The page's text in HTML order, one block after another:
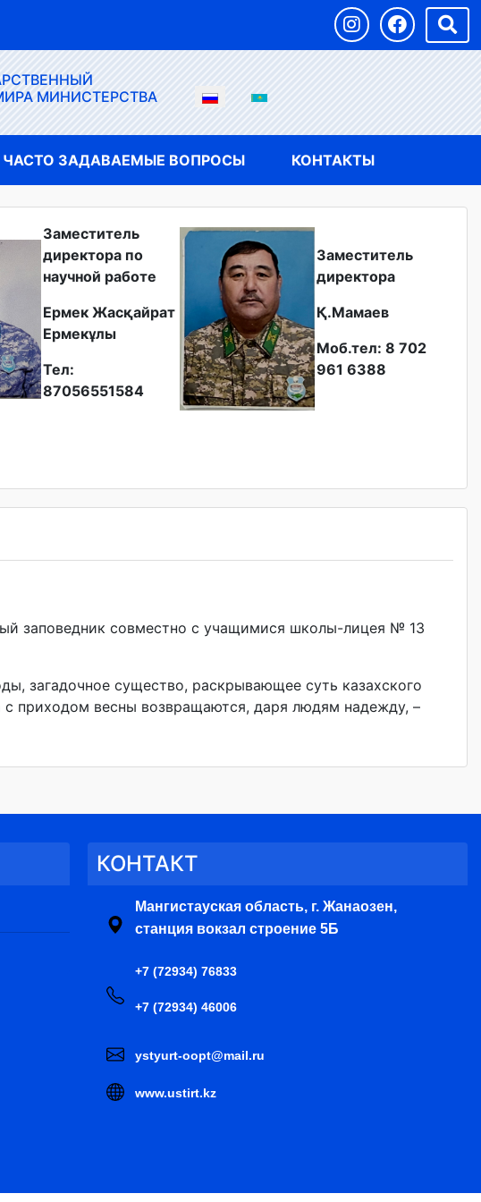
МИНИСТЕРСТВА
ЧАСТО ЗАДАВАЕМЫЕ ВОПРОСЫ КОНТАКТЫ
Заместитель
директора по
научной работе
Ермек Жасқайрат
Ермекұлы
Тел:
87056551584
Заместитель
директора
Қ.Мамаев
Моб.тел: 8 702
961 6388
заповедник совместно с учащимися школы-лицея № 13
загадочное существо, раскрывающее суть казахского
приходом весны возвращаются, даря людям надежду, –
КОНТАКТ
Мангистауская область, г. Жанаозен,
станция вокзал строение 5Б
+7 (72934) 76833
+7 (72934) 46006
ystyurt-oopt@mail.ru
www.ustirt.kz